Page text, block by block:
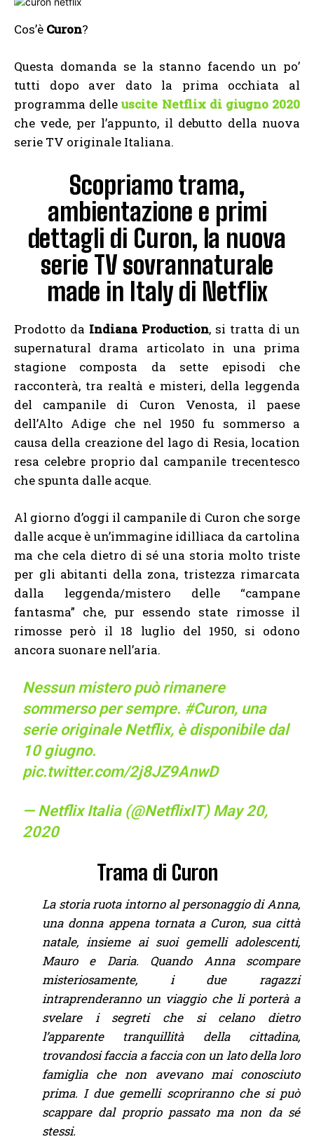
Cos’è Curon?
Questa domanda se la stanno facendo un po’
tutti dopo aver dato la prima occhiata al
programma delleuscite Netflix di giugno 2020
che vede, per l’appunto, il debutto della nuova
serie TV originale Italiana.
Scopriamo trama,
ambientazione e primi
dettagli di Curon, la nuova
serie TV sovrannaturale
made in Italy di Netflix
Prodotto da Indiana Production, si tratta di un
supernatural drama articolato in una prima
stagione composta da sette episodi che
racconterà, tra realtà e misteri, della leggenda
del campanile di Curon Venosta, il paese
dell’Alto Adige che nel 1950 fu sommerso a
causa della creazione del lago di Resia, location
resa celebre proprio dal campanile trecentesco
che spunta dalle acque.
Al giorno d’oggi il campanile di Curon che sorge
dalle acque è un’immagine idilliaca da cartolina
ma che cela dietro di sé una storia molto triste
per gli abitanti della zona, tristezza rimarcata
dalla leggenda/mistero delle “campane
fantasma” che, pur essendo state rimosse il
rimosse però il 18 luglio del 1950, si odono
ancora suonare nell’aria.
Nessun mistero può rimanere
sommerso per sempre. #Curon, una
serie originale Netflix, è disponibile dal
10 giugno.
pic.twitter.com/2j8JZ9AnwD
— Netflix Italia (@NetflixIT) May 20,
2020
Trama di Curon
La storia ruota intorno al personaggio di Anna,
una donna appena tornata a Curon, sua città
natale, insieme ai suoi gemelli adolescenti,
Mauro e Daria. Quando Anna scompare
misteriosamente, i due ragazzi
intraprenderanno un viaggio che li porterà a
svelare i segreti che si celano dietro
l’apparente tranquillità della cittadina,
trovandosi faccia a faccia con un lato della loro
famiglia che non avevano mai conosciuto
prima. I due gemelli scopriranno che si può
scappare dal proprio passato ma non da sé
stessi.